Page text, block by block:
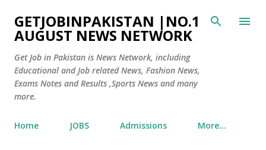
Skip to main content
GETJOBINPAKISTAN |NO.1
AUGUST NEWS NETWORK
Get Job in Pakistan is News Network, including
Educational and Job related News, Fashion News,
Exams Notes and Results ,Sports News and many
more.
Home JOBS Admissions More…